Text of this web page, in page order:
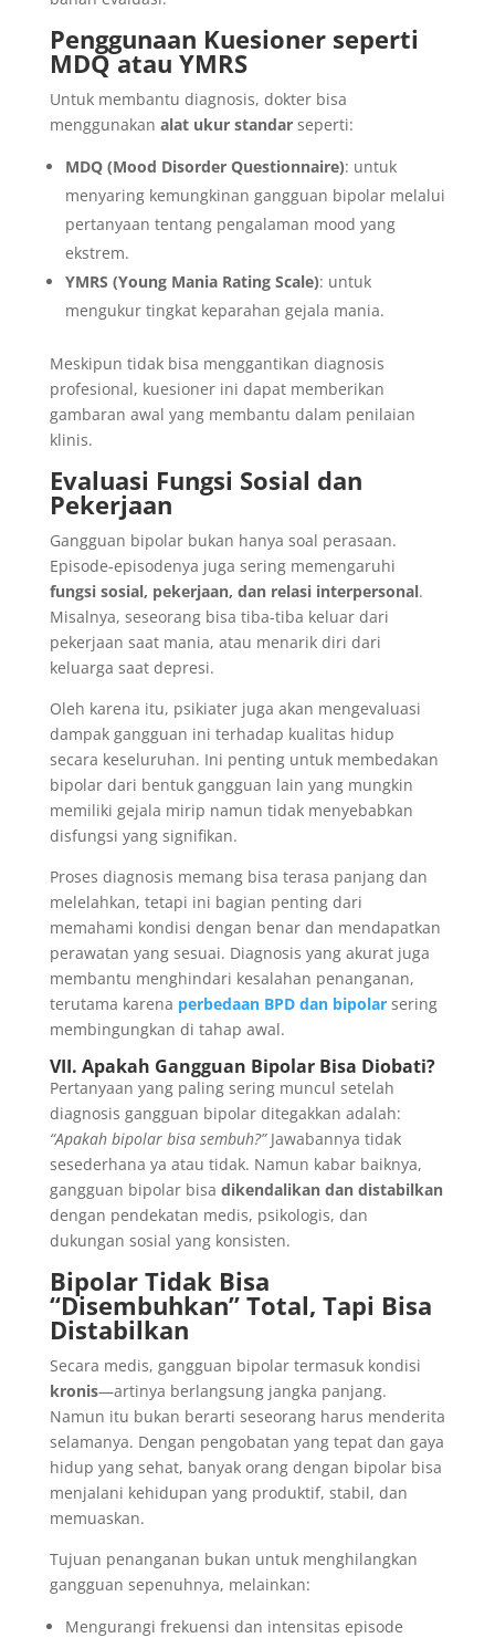
Penggunaan Kuesioner seperti
MDQ atau YMRS
Untuk membantu diagnosis, dokter bisa
menggunakan alat ukur standarseperti:
MDQ (Mood Disorder Questionnaire): untuk
menyaring kemungkinan gangguan bipolar melalui
pertanyaan tentang pengalaman mood yang
ekstrem.
YMRS (Young Mania Rating Scale): untuk
mengukur tingkat keparahan gejala mania.
Meskipun tidak bisa menggantikan diagnosis
profesional, kuesioner ini dapat memberikan
gambaran awal yang membantu dalam penilaian
klinis.
Evaluasi Fungsi Sosial dan
Pekerjaan
Gangguan bipolar bukan hanya soal perasaan.
Episode-episodenya juga sering memengaruhi
fungsi sosial, pekerjaan, dan relasi interpersonal.
Misalnya, seseorang bisa tiba-tiba keluar dari
pekerjaan saat mania, atau menarik diri dari
keluarga saat depresi.
Oleh karena itu, psikiater juga akan mengevaluasi
dampak gangguan ini terhadap kualitas hidup
secara keseluruhan. Ini penting untuk membedakan
bipolar dari bentuk gangguan lain yang mungkin
memiliki gejala mirip namun tidak menyebabkan
disfungsi yang signifikan.
Proses diagnosis memang bisa terasa panjang dan
melelahkan, tetapi ini bagian penting dari
memahami kondisi dengan benar dan mendapatkan
perawatan yang sesuai. Diagnosis yang akurat juga
membantu menghindari kesalahan penanganan,
terutama karena perbedaan BPD dan bipolarsering
membingungkan di tahap awal.
VII. Apakah Gangguan Bipolar Bisa Diobati?
Pertanyaan yang paling sering muncul setelah
diagnosis gangguan bipolar ditegakkan adalah:
“Apakah bipolar bisa sembuh?”Jawabannya tidak
sesederhana ya atau tidak. Namun kabar baiknya,
gangguan bipolar bisa dikendalikan dan distabilkan
dengan pendekatan medis, psikologis, dan
dukungan sosial yang konsisten.
Bipolar Tidak Bisa
“Disembuhkan” Total, Tapi Bisa
Distabilkan
Secara medis, gangguan bipolar termasuk kondisi
kronis—artinya berlangsung jangka panjang.
Namun itu bukan berarti seseorang harus menderita
selamanya. Dengan pengobatan yang tepat dan gaya
hidup yang sehat, banyak orang dengan bipolar bisa
menjalani kehidupan yang produktif, stabil, dan
memuaskan.
Tujuan penanganan bukan untuk menghilangkan
gangguan sepenuhnya, melainkan:
Mengurangi frekuensi dan intensitas episode